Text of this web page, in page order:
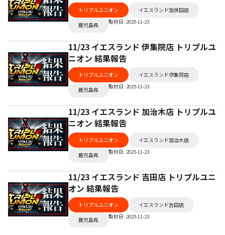
トリプルユニオン
イエスランド加世田店
鹿児島県
取材日: 2025-11-23
11/23 イエスランド 伊集院店 トリプルユ
ニオン 結果報告
トリプルユニオン
イエスランド伊集院店
鹿児島県
取材日: 2025-11-23
11/23 イエスランド 加治木店 トリプルユ
ニオン 結果報告
トリプルユニオン
イエスランド加治木店
鹿児島県
取材日: 2025-11-23
11/23 イエスランド 吉田店 トリプルユニ
オン 結果報告
トリプルユニオン
イエスランド吉田店
鹿児島県
取材日: 2025-11-23